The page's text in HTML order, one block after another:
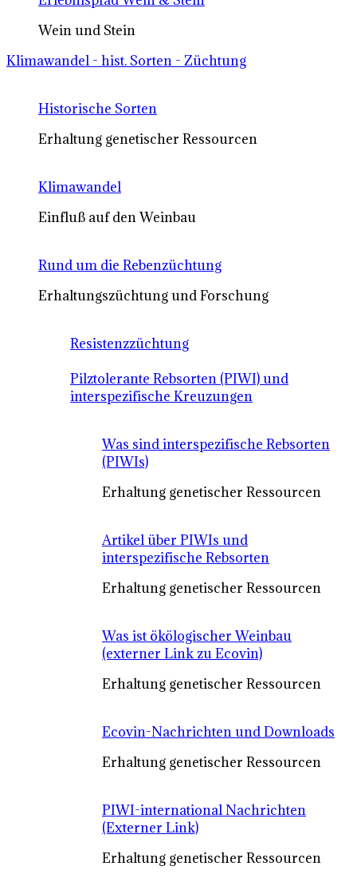
Wein und Stein
Klimawandel - hist. Sorten - Züchtung
Historische Sorten
Erhaltung genetischer Ressourcen
Klimawandel
Einfluß auf den Weinbau
Rund um die Rebenzüchtung
Erhaltungszüchtung und Forschung
Resistenzzüchtung
Pilztolerante Rebsorten (PIWI) und
interspezifische Kreuzungen
Was sind interspezifische Rebsorten
(PIWIs)
Erhaltung genetischer Ressourcen
Artikel über PIWIs und
interspezifische Rebsorten
Erhaltung genetischer Ressourcen
Was ist ökölogischer Weinbau
(externer Link zu Ecovin)
Erhaltung genetischer Ressourcen
Ecovin-Nachrichten und Downloads
Erhaltung genetischer Ressourcen
PIWI-international Nachrichten
(Externer Link)
Erhaltung genetischer Ressourcen